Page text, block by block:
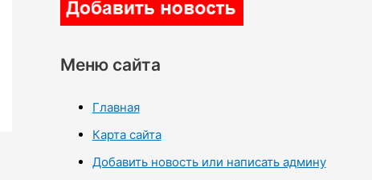
Меню сайта
Главная
Карта сайта
Добавить новость или написать админу